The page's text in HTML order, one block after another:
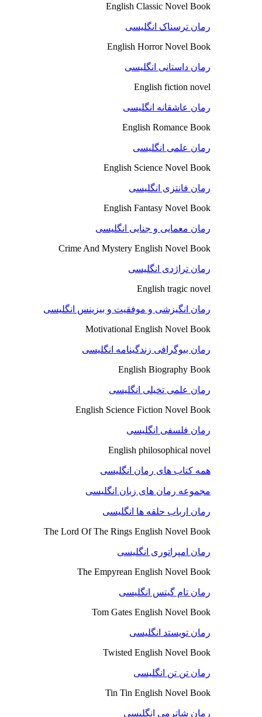
English Classic Novel Book
رمان ترسناک انگلیسی
English Horror Novel Book
رمان داستانی انگلیسی
English fiction novel
رمان عاشقانه انگلیسی
English Romance Book
رمان علمی انگلیسی
English Science Novel Book
رمان فانتزی انگلیسی
English Fantasy Novel Book
رمان معمایی و جنایی انگلیسی
Crime And Mystery English Novel Book
رمان تراژدی انگلیسی
English tragic novel
رمان انگیزشی و موفقیت و بیزینس انگلیسی
Motivational English Novel Book
رمان بیوگرافی زندگینامه انگلیسی
English Biography Book
رمان علمی تخیلی انگلیسی
English Science Fiction Novel Book
رمان فلسفی انگلیسی
English philosophical novel
همه کتاب های رمان انگلیسی
مجموعه رمان های زبان انگلیسی
رمان ارباب حلقه ها انگلیسی
The Lord Of The Rings English Novel Book
رمان امپراتوری انگلیسی
The Empyrean English Novel Book
رمان تام گیتس انگلیسی
Tom Gates English Novel Book
رمان تویستد انگلیسی
Twisted English Novel Book
رمان تن تن انگلیسی
Tin Tin English Novel Book
رمان شاترمی انگلیسی